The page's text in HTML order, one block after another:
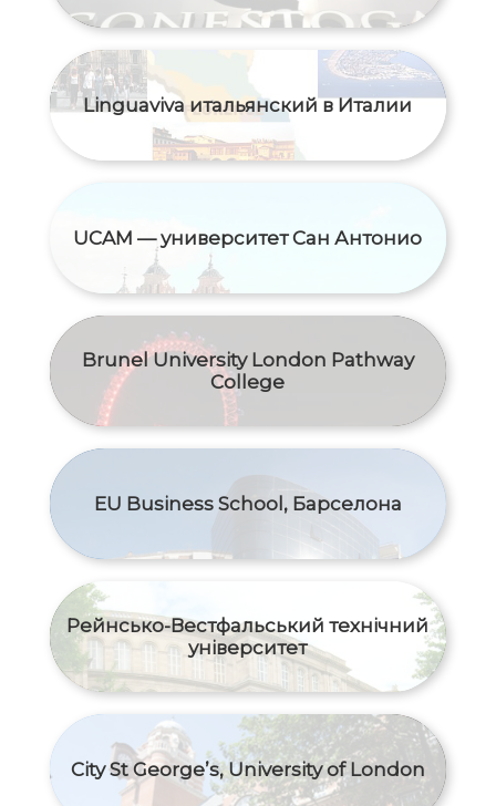
Linguaviva итальянский в Италии
UCAM — университет Сан Антонио
Brunel University London Pathway
College
EU Business School, Барселона
Рейнсько-Вестфальський технічний
університет
City St George’s, University of London